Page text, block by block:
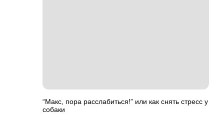
“Макс, пора расслабиться!” или как снять стресс у
собаки